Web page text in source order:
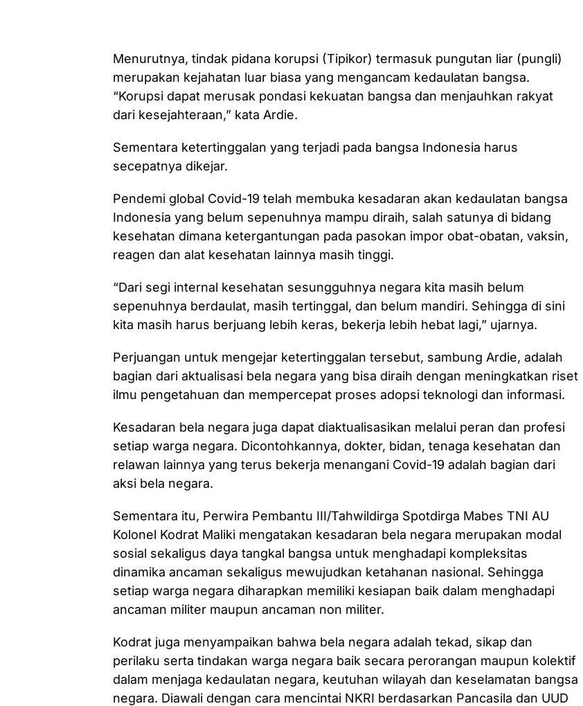
Menurutnya, tindak pidana korupsi (Tipikor) termasuk pungutan liar (pungli)
merupakan kejahatan luar biasa yang mengancam kedaulatan bangsa.
“Korupsi dapat merusak pondasi kekuatan bangsa dan menjauhkan rakyat
dari kesejahteraan,” kata Ardie.
Sementara ketertinggalan yang terjadi pada bangsa Indonesia harus
secepatnya dikejar.
Pendemi global Covid-19 telah membuka kesadaran akan kedaulatan bangsa
Indonesia yang belum sepenuhnya mampu diraih, salah satunya di bidang
kesehatan dimana ketergantungan pada pasokan impor obat-obatan, vaksin,
reagen dan alat kesehatan lainnya masih tinggi.
“Dari segi internal kesehatan sesungguhnya negara kita masih belum
sepenuhnya berdaulat, masih tertinggal, dan belum mandiri. Sehingga di sini
kita masih harus berjuang lebih keras, bekerja lebih hebat lagi,” ujarnya.
Perjuangan untuk mengejar ketertinggalan tersebut, sambung Ardie, adalah
bagian dari aktualisasi bela negara yang bisa diraih dengan meningkatkan riset
ilmu pengetahuan dan mempercepat proses adopsi teknologi dan informasi.
Kesadaran bela negara juga dapat diaktualisasikan melalui peran dan profesi
setiap warga negara. Dicontohkannya, dokter, bidan, tenaga kesehatan dan
relawan lainnya yang terus bekerja menangani Covid-19 adalah bagian dari
aksi bela negara.
Sementara itu, Perwira Pembantu III/Tahwildirga Spotdirga Mabes TNI AU
Kolonel Kodrat Maliki mengatakan kesadaran bela negara merupakan modal
sosial sekaligus daya tangkal bangsa untuk menghadapi kompleksitas
dinamika ancaman sekaligus mewujudkan ketahanan nasional. Sehingga
setiap warga negara diharapkan memiliki kesiapan baik dalam menghadapi
ancaman militer maupun ancaman non militer.
Kodrat juga menyampaikan bahwa bela negara adalah tekad, sikap dan
perilaku serta tindakan warga negara baik secara perorangan maupun kolektif
dalam menjaga kedaulatan negara, keutuhan wilayah dan keselamatan bangsa
negara. Diawali dengan cara mencintai NKRI berdasarkan Pancasila dan UUD